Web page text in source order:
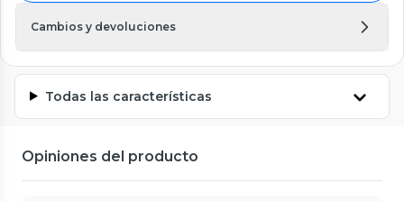
Cambios y devoluciones
Todas las características
Opiniones del producto